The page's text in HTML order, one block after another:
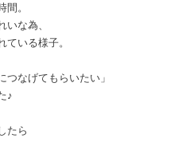
。
な為、
いる様子。
なげてもらいたい」
♪
たら